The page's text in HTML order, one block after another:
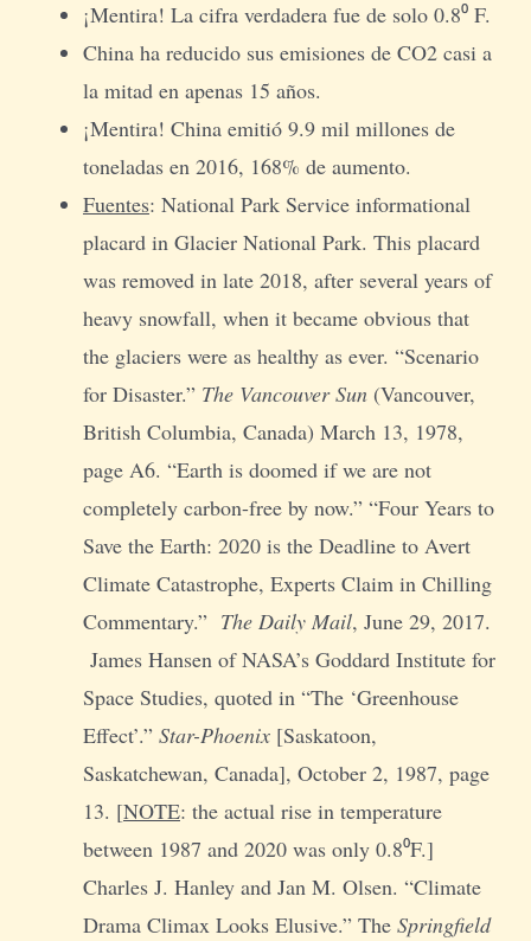
¡Mentira! La cifra verdadera fue de solo 0.8⁰ F.
China ha reducido sus emisiones de CO2 casi a
la mitad en apenas 15 años.
¡Mentira! China emitió 9.9 mil millones de
toneladas en 2016, 168% de aumento.
Fuentes: National Park Service informational
placard in Glacier National Park. This placard
was removed in late 2018, after several years of
heavy snowfall, when it became obvious that
the glaciers were as healthy as ever. “Scenario
for Disaster.” The Vancouver Sun(Vancouver,
British Columbia, Canada) March 13, 1978,
page A6. “Earth is doomed if we are not
completely carbon-free by now.” “Four Years to
Save the Earth: 2020 is the Deadline to Avert
Climate Catastrophe, Experts Claim in Chilling
Commentary.” The Daily Mail, June 29, 2017.
James Hansen of NASA’s Goddard Institute for
Space Studies, quoted in “The ‘Greenhouse
Effect’.” Star-Phoenix[Saskatoon,
Saskatchewan, Canada], October 2, 1987, page
13. [NOTE: the actual rise in temperature
between 1987 and 2020 was only 0.8⁰F.]
Charles J. Hanley and Jan M. Olsen. “Climate
Drama Climax Looks Elusive.” The Springfield